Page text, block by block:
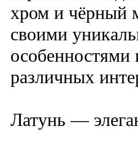
хром и чёрный
своими
особенностями
различных
Латунь —